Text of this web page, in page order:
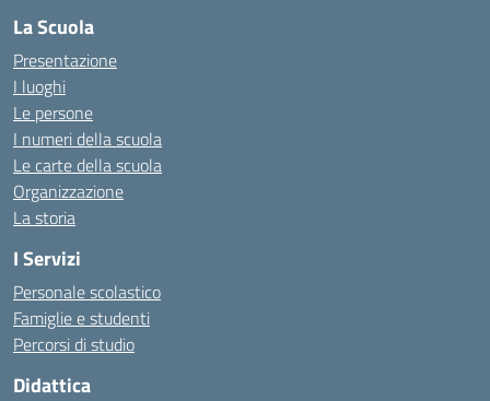
La Scuola
Presentazione
I luoghi
Le persone
I numeri della scuola
Le carte della scuola
Organizzazione
La storia
I Servizi
Personale scolastico
Famiglie e studenti
Percorsi di studio
Didattica